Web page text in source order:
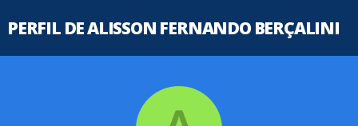
PERFIL DE ALISSON FERNANDO BERÇALINI